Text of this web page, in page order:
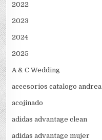
2022
2023
2024
2025
A & C Wedding
accesorios catalogo andrea
acojinado
adidas advantage clean
adidas advantage mujer